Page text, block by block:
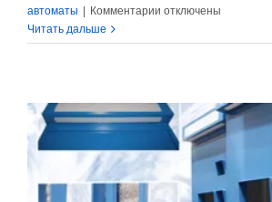
автоматы
Комментарии к
Профессиональные
Автоматы
на
VendExpo
2017:
вендинг
отключены
Читать дальше